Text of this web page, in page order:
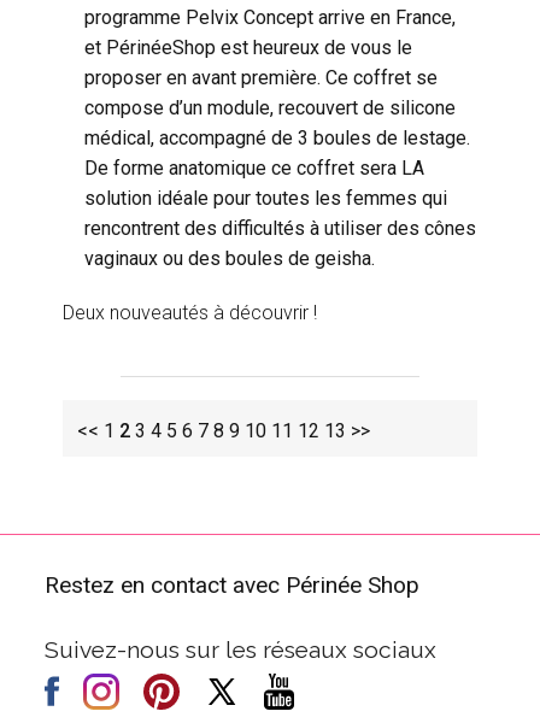
programme Pelvix Concept arrive en France,
et PérinéeShop est heureux de vous le
proposer en avant première. Ce coffret se
compose d’un module, recouvert de silicone
médical, accompagné de 3 boules de lestage.
De forme anatomique ce coffret sera LA
solution idéale pour toutes les femmes qui
rencontrent des difficultés à utiliser des cônes
vaginaux ou des boules de geisha.
Deux nouveautés à découvrir !
<< 1 2 3 4 5 6 7 8 9 10 11 12 13 >>
Restez en contact avec Périnée Shop
Suivez-nous sur les réseaux sociaux